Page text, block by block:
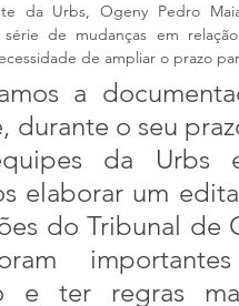
da Urbs, Ogeny Pedro
de mudanças em
de ampliar o prazo
a
durante o seu
da
elaborar um
do Tribunal de
e ter regras